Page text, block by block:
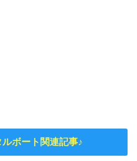
ボート関連記事♪